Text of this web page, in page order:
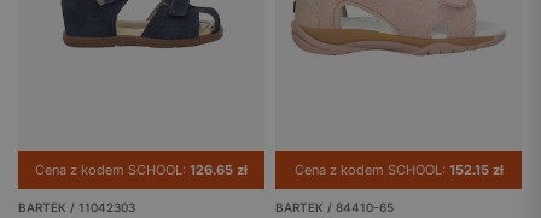
Cena z kodem SCHOOL: 126.65 zł
BARTEK / 11042303
Cena z kodem SCHOOL: 152.15 zł
BARTEK / 84410-65